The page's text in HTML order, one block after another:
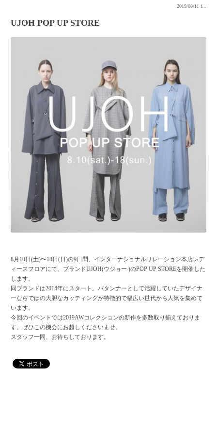
2019/08/11 f...
UJOH POP UP STORE
8月10日(土)〜18日(日)の9日間、インターナショナルリレーション本店レデ
ィースフロアにて、ブランドUJOH(ウジョー )のPOP UP STOREを開催した
します。
同ブランドは2014年にスタート。パタンナーとして活躍していたデザイナ
ーならではの大胆なカッティングが特徴的で幅広い世代から人気を集めて
います。
今回のイベントでは2019AWコレクションの新作を多数取り揃えておりま
す。ぜひこの機会にお越しくださいませ。
スタッフ一同、お待ちしております。